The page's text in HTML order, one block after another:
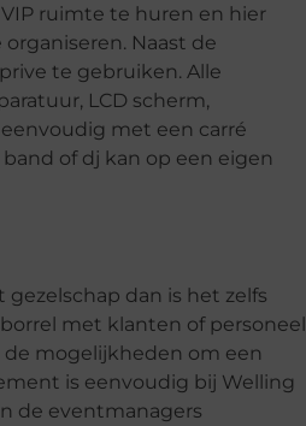
ruimte te huren en hier
Naast de
te gebruiken. Alle
LCD scherm,
met een carré
of dj kan op een eigen
dan is het zelfs
met klanten of personeel
mogelijkheden om een
is eenvoudig bij Welling
de eventmanagers